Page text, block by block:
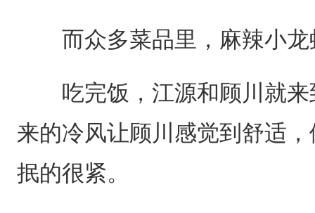
而众多菜品里，麻辣小龙
吃完饭，江源和顾川就来
来的冷风让顾川感觉到舒适
抿的很紧。